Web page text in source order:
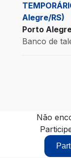
Alegre/RS)
Porto
Banco de
Não